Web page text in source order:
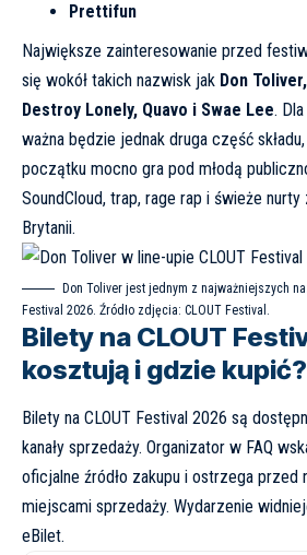
Prettifun
Największe zainteresowanie przed
się wokół takich nazwisk jak Don
Destroy Lonely, Quavo i Swae Lee.
ważna będzie jednak druga część
początku mocno gra pod młodą
SoundCloud, trap, rage rap i świeże
Brytanii.
Don Toliver jest jednym z najważniejszych
Festival 2026. Źródło zdjęcia: CLOUT Festival
Bilety na CLOUT
kosztują i gdzie kupić?
Bilety na CLOUT Festival 2026 są
kanały sprzedaży. Organizator w FAQ
oficjalne źródło zakupu i ostrzega przed
miejscami sprzedaży. Wydarzenie
eBilet.